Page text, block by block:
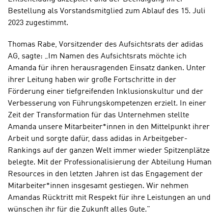
Bestellung als Vorstandsmitglied zum Ablauf des 15. Juli
2023 zugestimmt.
Thomas Rabe, Vorsitzender des Aufsichtsrats der adidas
AG, sagte: „Im Namen des Aufsichtsrats möchte ich
Amanda für ihren herausragenden Einsatz danken. Unter
ihrer Leitung haben wir große Fortschritte in der
Förderung einer tiefgreifenden Inklusionskultur und der
Verbesserung von Führungskompetenzen erzielt. In einer
Zeit der Transformation für das Unternehmen stellte
Amanda unsere Mitarbeiter*innen in den Mittelpunkt ihrer
Arbeit und sorgte dafür, dass adidas in Arbeitgeber-
Rankings auf der ganzen Welt immer wieder Spitzenplätze
belegte. Mit der Professionalisierung der Abteilung Human
Resources in den letzten Jahren ist das Engagement der
Mitarbeiter*innen insgesamt gestiegen. Wir nehmen
Amandas Rücktritt mit Respekt für ihre Leistungen an und
wünschen ihr für die Zukunft alles Gute."